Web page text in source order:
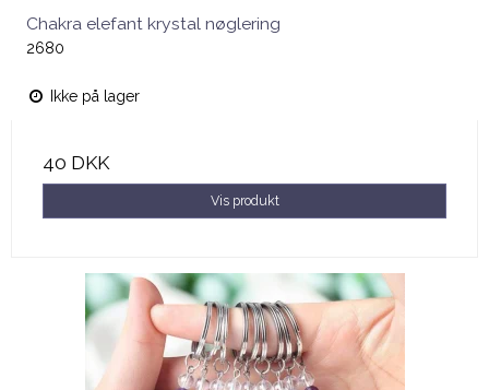
Chakra elefant krystal nøglering
2680
Ikke på lager
40 DKK
Vis produkt